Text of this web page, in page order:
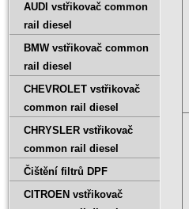
AUDI vstřikovač common
rail diesel
BMW vstřikovač common
rail diesel
CHEVROLET vstřikovač
common rail diesel
CHRYSLER vstřikovač
common rail diesel
Čištění filtrů DPF
CITROEN vstřikovač